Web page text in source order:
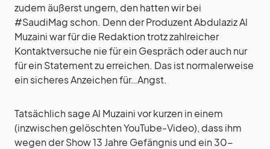
zudem äußerst ungern, den hatten wir bei
#SaudiMag schon. Denn der Produzent Abdulaziz Al
Muzaini war für die Redaktion trotz zahlreicher
Kontaktversuche nie für ein Gespräch oder auch nur
für ein Statement zu erreichen. Das ist normalerweise
ein sicheres Anzeichen für…Angst.
Tatsächlich sage Al Muzaini vor kurzen in einem
(inzwischen gelöschten YouTube-Video), dass ihm
wegen der Show 13 Jahre Gefängnis und ein 30-